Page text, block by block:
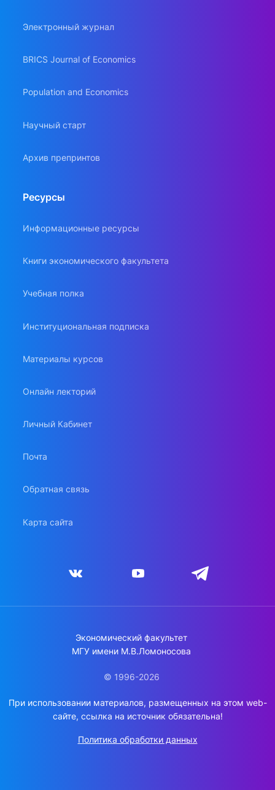
Электронный журнал
BRICS Journal of Economics
Population and Economics
Научный старт
Архив препринтов
Ресурсы
Информационные ресурсы
Книги экономического факультета
Учебная полка
Институциональная подписка
Материалы курсов
Онлайн лекторий
Личный Кабинет
Почта
Обратная связь
Карта сайта
Экономический факультет
МГУ имени М.В.Ломоносова
© 1996-2026
При использовании материалов, размещенных на этом web-
сайте, ссылка на источник обязательна!
Политика обработки данных